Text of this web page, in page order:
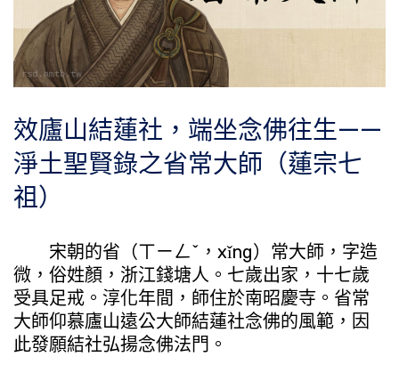
效廬山結蓮社，端坐念佛往生——
淨土聖賢錄之省常大師（蓮宗七
祖）
宋朝的省（ㄒㄧㄥˇ，xǐng）常大師，字造
微，俗姓顏，浙江錢塘人。七歲出家，十七歲
受具足戒。淳化年間，師住於南昭慶寺。省常
大師仰慕廬山遠公大師結蓮社念佛的風範，因
此發願結社弘揚念佛法門。